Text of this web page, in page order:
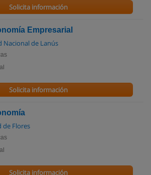
Solicita información
Empresarial
Nacional de Lanús
Solicita información
de Flores
Solicita información